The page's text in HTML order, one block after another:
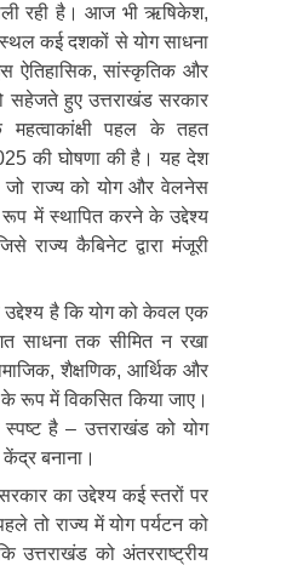
रही है। आज भी ऋषिकेश,
कई दशकों से योग साधना
ऐतिहासिक, सांस्कृतिक और
सहेजते हुए उत्तराखंड सरकार
पहल के तहत
की घोषणा की है। यह देश
जो राज्य को योग और वेलनेस
में स्थापित करने के उद्देश्य
राज्य कैबिनेट द्वारा मंजूरी
है कि योग को केवल एक
साधना तक सीमित न रखा
शैक्षणिक, आर्थिक और
रूप में विकसित किया जाए।
है – उत्तराखंड को योग
बनाना।
का उद्देश्य कई स्तरों पर
तो राज्य में योग पर्यटन को
उत्तराखंड को अंतरराष्ट्रीय